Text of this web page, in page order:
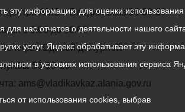
центра АМС г. Владикавказ30-30-30
с 9:00 до 18:00
телефон Единой дежурной
53-19-19
ams@vladikavkaz.alania.gov.ru
эту информацию для оценки
для нас отчетов о деятельности нашего
услуг. Яндекс обрабатывает эту
в условиях использования сервиса
от использования cookies, выбрав